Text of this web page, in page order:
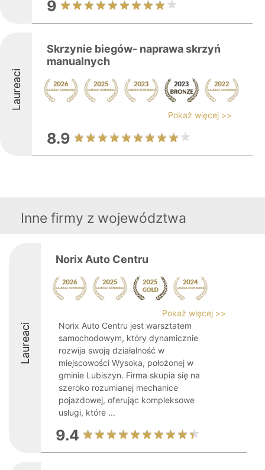
9
Laureaci
Skrzynie biegów- naprawa skrzyń
manualnych
Pokaż więcej >>
8.9
Inne firmy z województwa
Laureaci
Norix Auto Centru
Pokaż więcej >>
Norix Auto Centru jest warsztatem
samochodowym, który dynamicznie
rozwija swoją działalność w
miejscowości Wysoka, położonej w
gminie Lubiszyn. Firma skupia się na
szeroko rozumianej mechanice
pojazdowej, oferując kompleksowe
usługi, które ...
9.4